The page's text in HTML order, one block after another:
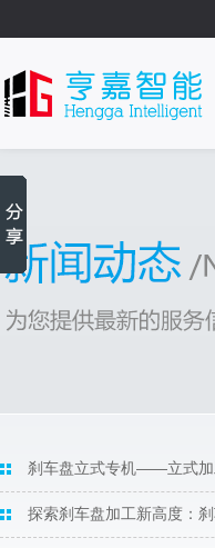
刹车盘立式专机——立式加
探索刹车盘加工新高度：